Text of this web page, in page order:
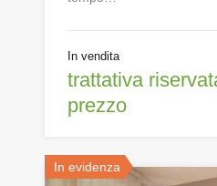
In vendita
trattativa
prezzo
In evidenza